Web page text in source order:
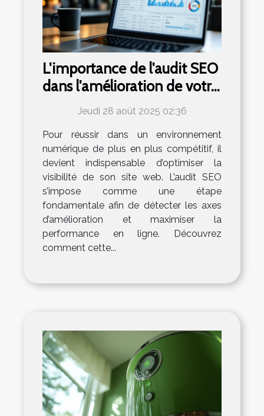
L'importance de l'audit SEO
dans l'amélioration de votre
présence en ligne
Jeudi 28 août 2025 02:36
Pour réussir dans un environnement
numérique de plus en plus compétitif, il
devient indispensable d’optimiser la
visibilité de son site web. L’audit SEO
s’impose comme une étape
fondamentale afin de détecter les axes
d’amélioration et maximiser la
performance en ligne. Découvrez
comment cette...